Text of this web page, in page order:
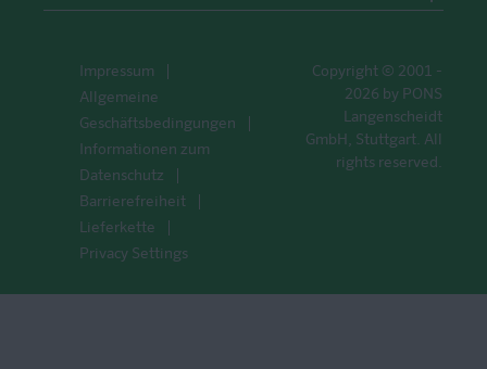
Impressum
Allgemeine
Geschäftsbedingungen
Informationen zum
Datenschutz
Barrierefreiheit
Lieferkette
Privacy Settings
Copyright © 2001 -
2026 by PONS
Langenscheidt
GmbH, Stuttgart. All
rights reserved.